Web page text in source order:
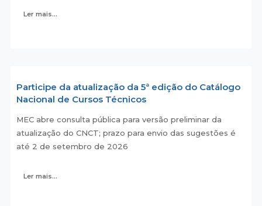
Ler mais...
Participe da atualização da 5ª edição do Catálogo
Nacional de Cursos Técnicos
MEC abre consulta pública para versão preliminar da
atualização do CNCT; prazo para envio das sugestões é
até 2 de setembro de 2026
Ler mais...